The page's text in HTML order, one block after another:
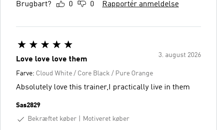
Brugbart? 0 0 Rapportér anmeldelse
3. august 2026
Love love love them
Farve: Cloud White / Core Black / Pure Orange
Absolutely love this trainer,I practically live in them
Sas2829
Bekræftet køber
Motiveret køber